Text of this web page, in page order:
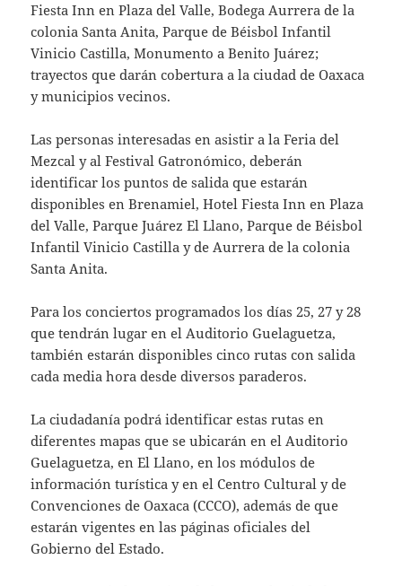
Fiesta Inn en Plaza del Valle, Bodega Aurrera de la
colonia Santa Anita, Parque de Béisbol Infantil
Vinicio Castilla, Monumento a Benito Juárez;
trayectos que darán cobertura a la ciudad de Oaxaca
y municipios vecinos.
Las personas interesadas en asistir a la Feria del
Mezcal y al Festival Gatronómico, deberán
identificar los puntos de salida que estarán
disponibles en Brenamiel, Hotel Fiesta Inn en Plaza
del Valle, Parque Juárez El Llano, Parque de Béisbol
Infantil Vinicio Castilla y de Aurrera de la colonia
Santa Anita.
Para los conciertos programados los días 25, 27 y 28
que tendrán lugar en el Auditorio Guelaguetza,
también estarán disponibles cinco rutas con salida
cada media hora desde diversos paraderos.
La ciudadanía podrá identificar estas rutas en
diferentes mapas que se ubicarán en el Auditorio
Guelaguetza, en El Llano, en los módulos de
información turística y en el Centro Cultural y de
Convenciones de Oaxaca (CCCO), además de que
estarán vigentes en las páginas oficiales del
Gobierno del Estado.